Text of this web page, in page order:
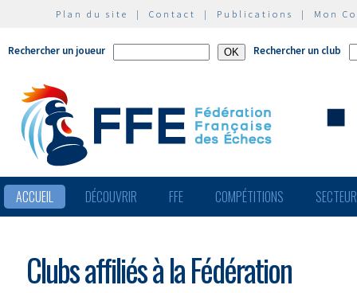
Plan du site | Contact | Publications | Mon
Rechercher un joueur Rechercher un club
ACCUEIL DÉCOUVRIR FFE COMPÉTITIONS
Clubs affiliés à la Fédération